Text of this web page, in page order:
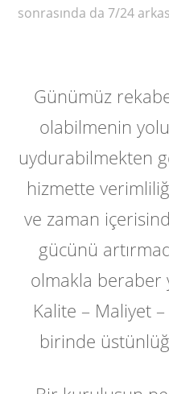
sonrasında da 7/24
Günümüz
olabilmenin
uydurabilmekten
hizmette
ve zaman
gücünü
olmakla beraber
Kalite – Maliyet
birinde